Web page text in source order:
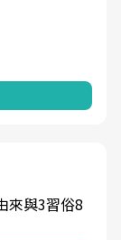
來與3習俗8